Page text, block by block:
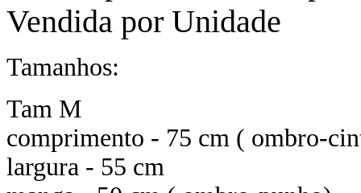
Vendida por Unidade
Tamanhos:
Tam M
comprimento - 75 cm ( ombro-
largura - 55 cm